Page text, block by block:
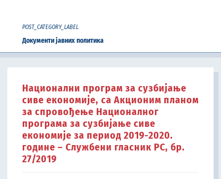
POST_CATEGORY_LABEL
Документи јавних политика
Национални програм за сузбијање
сиве економије, са Акционим планом
за спровођење Националног
програма за сузбијање сиве
економије за период 2019-2020.
године – Службени гласник РС, бр.
27/2019